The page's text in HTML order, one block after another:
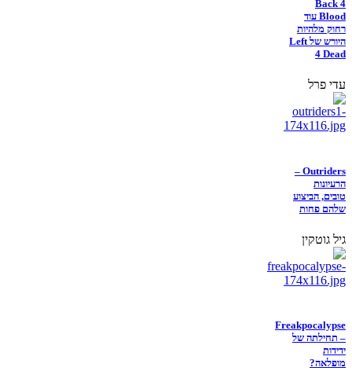
Back 4
Blood עוד
רחוק מלהיות
היורש של Left
4 Dead
עדי פרל
Outriders –
הרעיונות
טובים, הביצוע
שלהם פחות
גיל גוטקין
Freakpocalypse
– תחילתה של
ידידות
מופלאה?